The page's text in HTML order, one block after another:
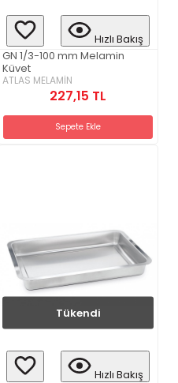
Hızlı Bakış
GN 1/3-100 mm Melamin
Küvet
ATLAS MELAMİN
227,15 TL
Sepete Ekle
Tükendi
Hızlı Bakış